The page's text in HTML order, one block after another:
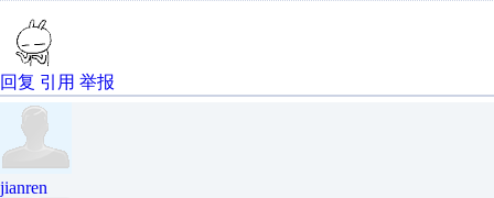
回复 引用 举报
jianren